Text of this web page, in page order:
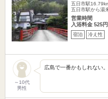
五日市駅
五日市駅から湯
営業時間
入浴料金 525
宿泊 冷え性
～10代
男性
広島で一番かもしれない